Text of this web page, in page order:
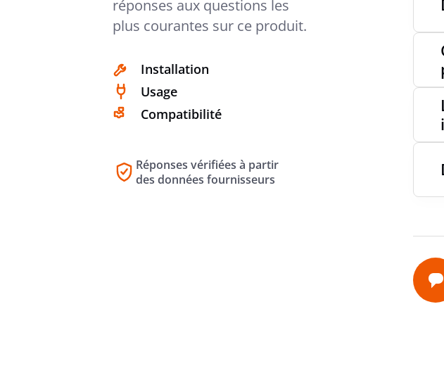
réponses aux questions les
plus courantes sur ce produit.
Installation
Usage
Compatibilité
Réponses vérifiées à partir
des données fournisseurs